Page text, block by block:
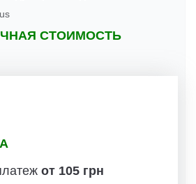
СТОИМОСТЬ
от 105 грн